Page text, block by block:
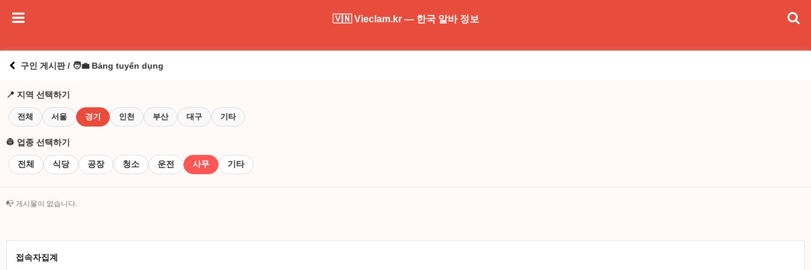
🇻🇳 Vieclam.kr — 한국 알바 정보
구인 게시판 / 🧑‍💼 Bảng tuyển dụng
📍 지역 선택하기
전체 서울 경기 인천 부산 대구 기타
👷 업종 선택하기
전체 식당 공장 청소 운전 사무 기타
📭 게시물이 없습니다.
접속자집계